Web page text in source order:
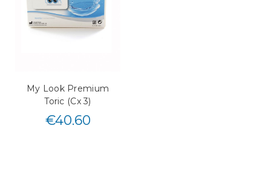
My Look Premium
Toric (Cx 3)
€40.60